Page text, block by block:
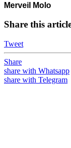
Merveil Molo
Share this
Tweet
Share
share with Whatsapp
share with Telegram